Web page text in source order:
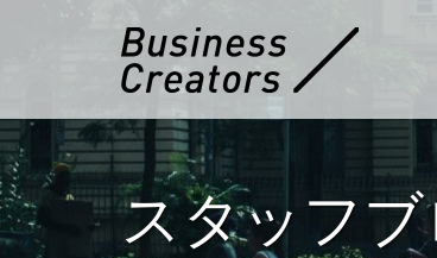
スタッフ